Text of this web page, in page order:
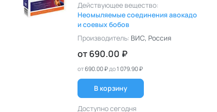
Действующее вещество:
Неомыляемые соединения авокадо
и соевых бобов
Производитель: ВИС, Россия
от 690.00 ₽
от690.00 ₽до1 079.90 ₽
В корзину
Доступно сегодня